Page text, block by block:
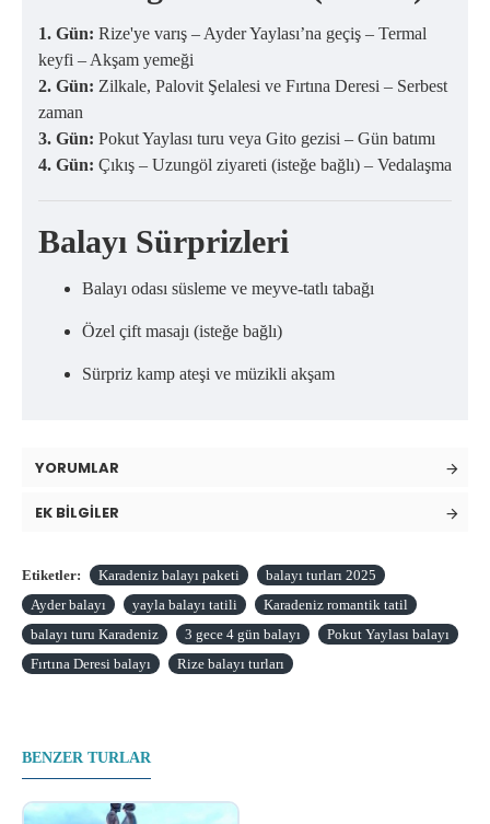
1. Gün: Rize'ye varış – Ayder Yaylası’na geçiş – Termal
keyfi – Akşam yemeği
2. Gün: Zilkale, Palovit Şelalesi ve Fırtına Deresi – Serbest
zaman
3. Gün: Pokut Yaylası turu veya Gito gezisi – Gün batımı
4. Gün: Çıkış – Uzungöl ziyareti (isteğe bağlı) – Vedalaşma
Balayı Sürprizleri
Balayı odası süsleme ve meyve-tatlı tabağı
Özel çift masajı (isteğe bağlı)
Sürpriz kamp ateşi ve müzikli akşam
YORUMLAR
EK BILGILER
Etiketler: Karadeniz balayı paketi
balayı turları 2025
Ayder balayı
yayla balayı tatili
Karadeniz romantik tatil
balayı turu Karadeniz
3 gece 4 gün balayı
Pokut Yaylası balayı
Fırtına Deresi balayı
Rize balayı turları
BENZER TURLAR